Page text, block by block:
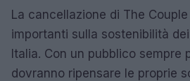
La cancellazione di The
importanti sulla sostenibilità
Italia. Con un pubblico sempre
dovranno ripensare le proprie